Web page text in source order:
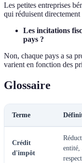
Les petites entreprises
qui réduisent directement
Les incitations
pays ?
Non, chaque pays a sa
varient en fonction des
Glossaire
Terme
Crédit
d'impôt
entité,